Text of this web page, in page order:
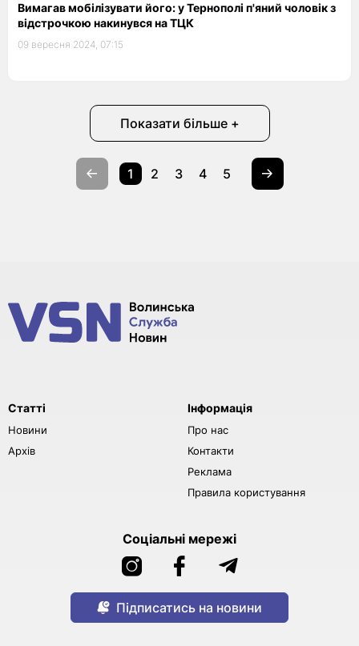
Вимагав мобілізувати його: у Тернополі п'яний чоловік з
відстрочкою накинувся на ТЦК
09 вересня 2024, 07:15
Показати більше +
1 2 3 4 5
Статті
Новини
Архів
Інформація
Про нас
Контакти
Реклама
Правила користування
Соціальні мережі
Підписатись на новини